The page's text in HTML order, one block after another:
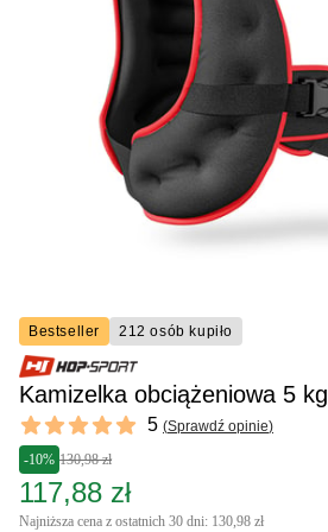
Bestseller 212 osób kupiło
Kamizelka obciążeniowa 5 kg
Reviews
5 out of 5 stars 5 (Sprawdź opinie)
-10% 130,98 zł
117,88 zł
Najniższa cena z ostatnich 30 dni: 130,98 zł